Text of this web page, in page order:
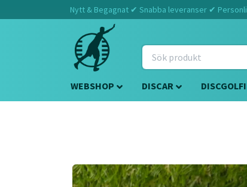
Nytt & Begagnat ✔ Snabba leveranser ✔
WEBSHOP DISCAR